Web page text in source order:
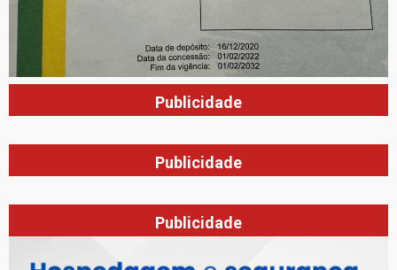
Publicidade
Publicidade
Publicidade